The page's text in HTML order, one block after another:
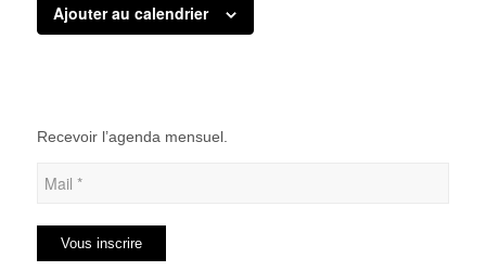
Ajouter au calendrier
Recevoir l’agenda mensuel.